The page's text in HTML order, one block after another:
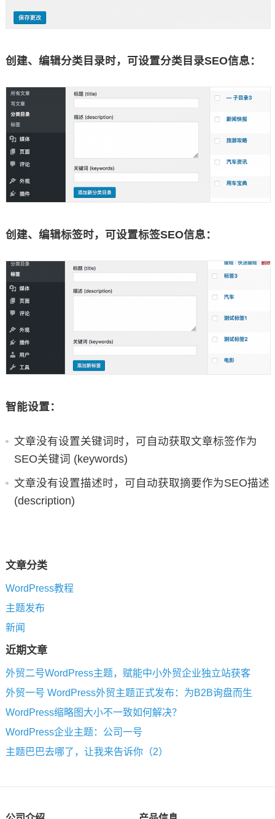
创建、编辑分类目录时，可设置分类目录SEO信息：
创建、编辑标签时，可设置标签SEO信息：
智能设置：
文章没有设置关键词时，可自动获取文章标签作为
SEO关键词 (keywords)
文章没有设置描述时，可自动获取摘要作为SEO描述
(description)
文章分类
WordPress教程
主题发布
新闻
近期文章
外贸二号WordPress主题，赋能中小外贸企业独立站获客
外贸一号 WordPress外贸主题正式发布：为B2B询盘而生
WordPress缩略图大小不一致如何解决？
WordPress企业主题：公司一号
主题巴巴去哪了，让我来告诉你（2）